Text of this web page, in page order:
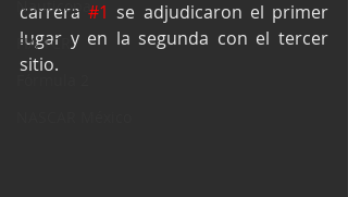
Nauticopa
FIA TCR
carrera #1 se adjudicaron el primer
lugar y en la segunda con el tercer
sitio.